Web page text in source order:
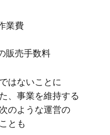
業費
販売手数料
はないことに​
、​事業を​維持する​
のような​運営の​
とも​